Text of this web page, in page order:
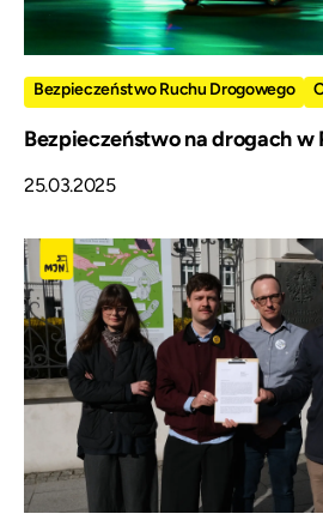
Bezpieczeństwo Ruchu Drogowego
Bezpieczeństwo na drogach w
25.03.2025